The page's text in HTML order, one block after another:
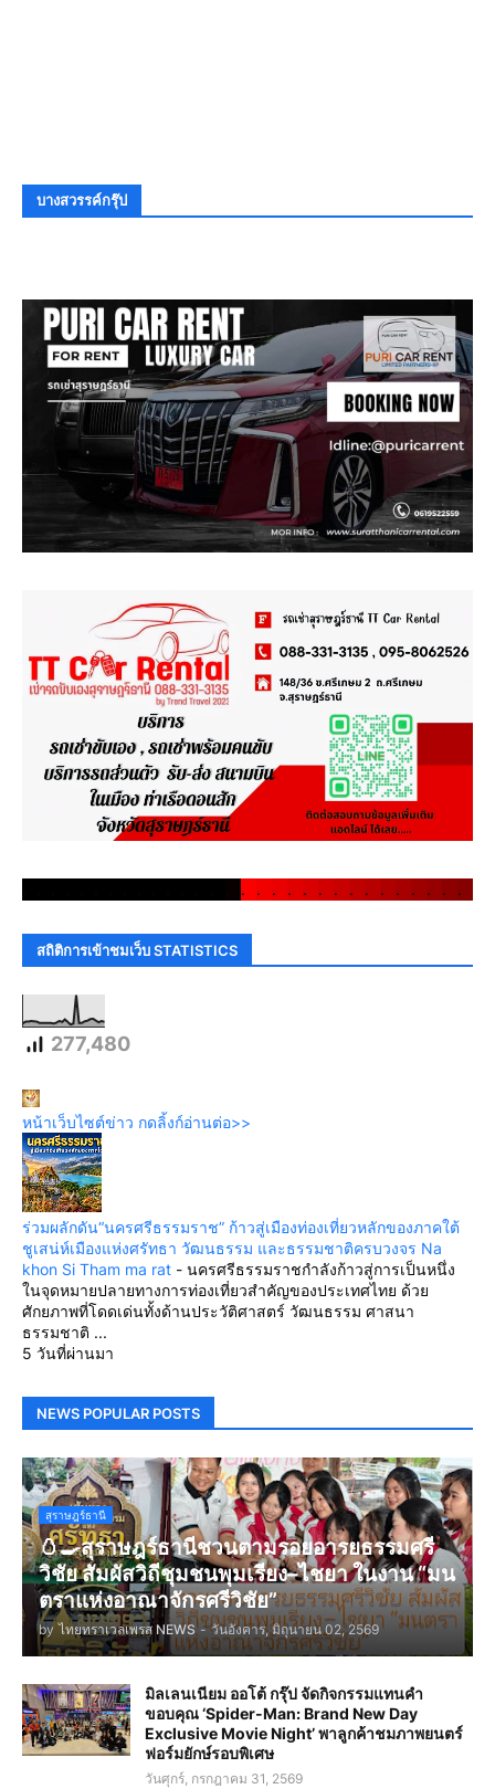
บางสวรรค์กรุ๊ป
. . . . . . . . . . . . . . .
สถิติการเข้าชมเว็บ STATISTICS
277,480
หน้าเว็บไซต์ข่าว กดลิ้งก์อ่านต่อ>>
ร่วมผลักดัน“นครศรีธรรมราช” ก้าวสู่เมืองท่องเที่ยวหลักของภาคใต้
ชูเสน่ห์เมืองแห่งศรัทธา วัฒนธรรม และธรรมชาติครบวงจร Na
khon Si Tham ma rat - นครศรีธรรมราชกำลังก้าวสู่การเป็นหนึ่ง
ในจุดหมายปลายทางการท่องเที่ยวสำคัญของประเทศไทย ด้วย
ศักยภาพที่โดดเด่นทั้งด้านประวัติศาสตร์ วัฒนธรรม ศาสนา
ธรรมชาติ ...
5 วันที่ผ่านมา
NEWS POPULAR POSTS
สุราษฎร์ธานี
🥚🍳สุราษฎร์ธานีชวนตามรอยอารยธรรมศรี
วิชัย สัมผัสวิถีชุมชนพุมเรียง–ไชยา ในงาน “มน
ตราแห่งอาณาจักรศรีวิชัย”
by ไทยทราเวลเพรส NEWS - วันอังคาร, มิถุนายน 02, 2569
มิลเลนเนียม ออโต้ กรุ๊ป จัดกิจกรรมแทนคำ
ขอบคุณ ‘Spider-Man: Brand New Day
Exclusive Movie Night’ พาลูกค้าชมภาพยนตร์
ฟอร์มยักษ์รอบพิเศษ
วันศุกร์, กรกฎาคม 31, 2569